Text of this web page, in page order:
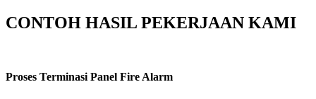
CONTOH HASIL PEKERJAAN KAMI
Proses Terminasi Panel Fire Alarm